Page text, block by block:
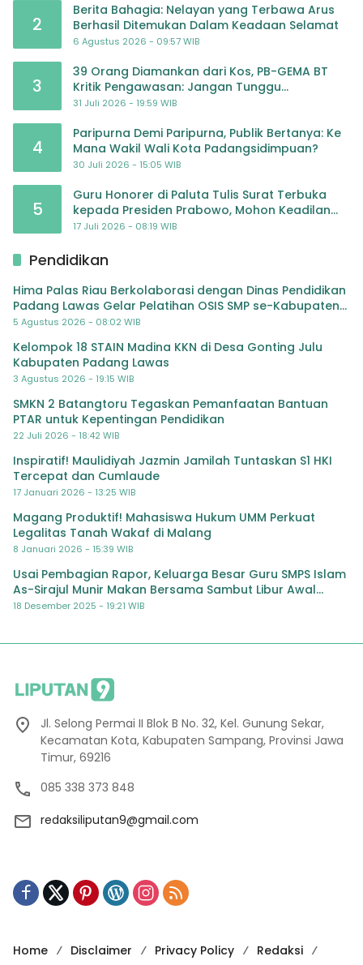
2
Berita Bahagia: Nelayan yang Terbawa Arus
Berhasil Ditemukan Dalam Keadaan Selamat
6 Agustus 2026 - 09:57 WIB
3
39 Orang Diamankan dari Kos, PB-GEMA BT
Kritik Pengawasan: Jangan Tunggu
Masyarakat Bergerak Baru Negara Bertindak
31 Juli 2026 - 19:59 WIB
4
Paripurna Demi Paripurna, Publik Bertanya: Ke
Mana Wakil Wali Kota Padangsidimpuan?
30 Juli 2026 - 15:05 WIB
5
Guru Honorer di Paluta Tulis Surat Terbuka
kepada Presiden Prabowo, Mohon Keadilan
atas Dugaan Kriminalisasi
17 Juli 2026 - 08:19 WIB
Pendidikan
Hima Palas Riau Berkolaborasi dengan Dinas Pendidikan
Padang Lawas Gelar Pelatihan OSIS SMP se-Kabupaten
Padang Lawas
5 Agustus 2026 - 08:02 WIB
Kelompok 18 STAIN Madina KKN di Desa Gonting Julu
Kabupaten Padang Lawas
3 Agustus 2026 - 19:15 WIB
SMKN 2 Batangtoru Tegaskan Pemanfaatan Bantuan
PTAR untuk Kepentingan Pendidikan
22 Juli 2026 - 18:42 WIB
Inspiratif! Maulidiyah Jazmin Jamilah Tuntaskan S1 HKI
Tercepat dan Cumlaude
17 Januari 2026 - 13:25 WIB
Magang Produktif! Mahasiswa Hukum UMM Perkuat
Legalitas Tanah Wakaf di Malang
8 Januari 2026 - 15:39 WIB
Usai Pembagian Rapor, Keluarga Besar Guru SMPS Islam
As-Sirajul Munir Makan Bersama Sambut Libur Awal
Semester
18 Desember 2025 - 19:21 WIB
Jl. Selong Permai II Blok B No. 32, Kel. Gunung Sekar,
Kecamatan Kota, Kabupaten Sampang, Provinsi Jawa
Timur, 69216
085 338 373 848
redaksiliputan9@gmail.com
Home Disclaimer Privacy Policy
Redaksi